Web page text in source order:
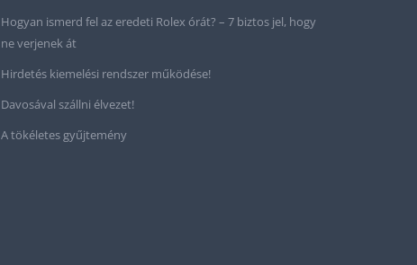
Hogyan ismerd fel az eredeti Rolex órát? – 7 biztos jel, hogy
ne verjenek át
Hirdetés kiemelési rendszer működése!
Davosával szállni élvezet!
A tökéletes gyűjtemény